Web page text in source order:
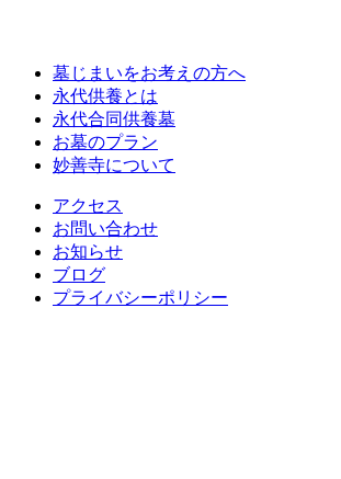
墓じまいをお考えの方へ
永代供養とは
永代合同供養墓
お墓のプラン
妙善寺について
アクセス
お問い合わせ
お知らせ
ブログ
プライバシーポリシー